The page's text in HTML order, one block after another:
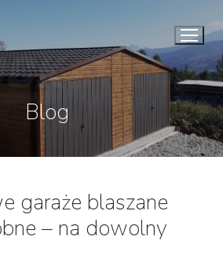
Blog
garaże blaszane
– na dowolny